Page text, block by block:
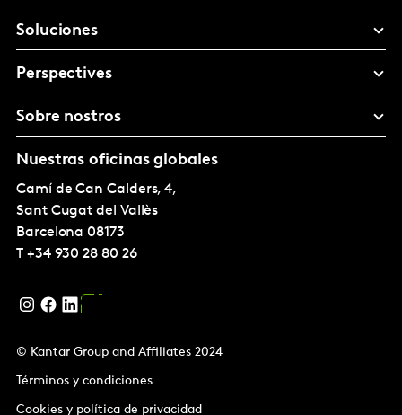
Soluciones
Perspectives
Sobre nostros
Nuestras oficinas globales
Camí de Can Calders, 4,
Sant Cugat del Vallès
Barcelona 08173
T +34 930 28 80 26
© Kantar Group and Affiliates 2024
Términos y condiciones
Cookies y política de privacidad